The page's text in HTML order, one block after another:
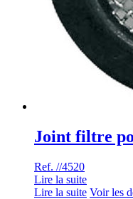
Joint filtre
Ref. //4520
Lire la suite
Lire la suite Voir les